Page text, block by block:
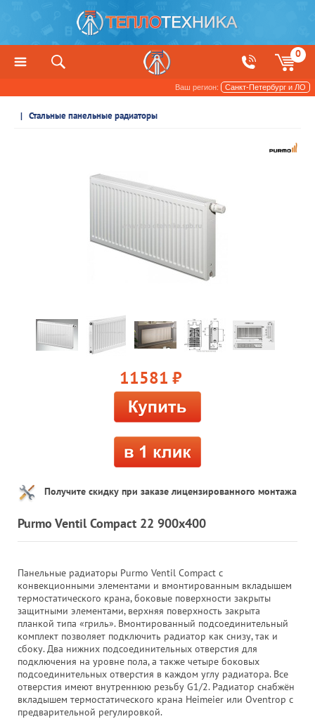
0
Ваш регион: Санкт-Петербург и ЛО
Радиаторы отопления и обогреватели
Стальные панельные радиаторы
11581 руб.
Получите скидку при заказе лицензированного монтажа
Purmo Ventil Compact 22 900x400
Панельные радиаторы Purmo Ventil Compact с
конвекционными элементами и вмонтированным вкладышем
термостатического крана, боковые поверхности закрыты
защитными элементами, верхняя поверхность закрыта
планкой типа «гриль». Вмонтированный подсоединительный
комплект позволяет подключить радиатор как снизу, так и
сбоку. Два нижних подсоединительных отверстия для
подключения на уровне пола, а также четыре боковых
подсоединительных отверстия в каждом углу радиатора. Все
отверстия имеют внутреннюю резьбу G1/2. Радиатор снабжён
вкладышем термостатического крана Heimeier или Oventrop с
предварительной регулировкой.